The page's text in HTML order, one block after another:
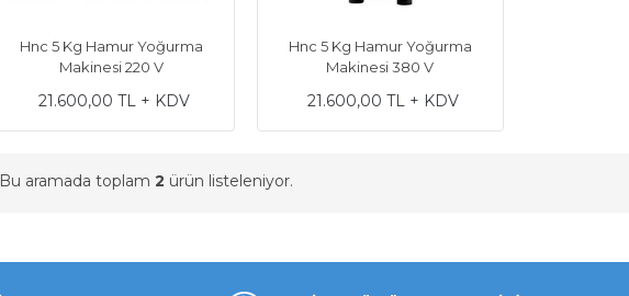
Hnc 5 Kg Hamur Yoğurma
Makinesi 220 V
21.600,00 TL + KDV
Hnc 5 Kg Hamur Yoğurma
Makinesi 380 V
21.600,00 TL + KDV
Bu aramada toplam 2 ürün listeleniyor.